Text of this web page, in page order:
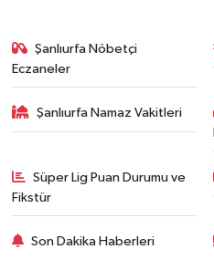
Şanlıurfa Nöbetçi
Eczaneler
Şanlıurfa Namaz Vakitleri
Süper Lig Puan Durumu ve
Fikstür
Son Dakika Haberleri